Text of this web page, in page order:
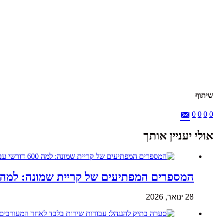
שיתוף
0
0
0
0
אולי יעניין אותך
המספרים המפתיעים של קריית שמונה: למה 600 דורשי עבודה הם לא מה
28 ינואר, 2026